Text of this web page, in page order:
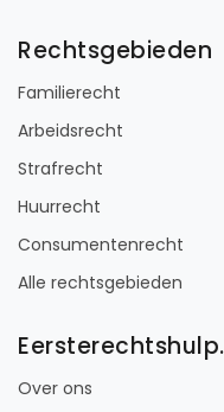
Rechtsgebieden
Familierecht
Arbeidsrecht
Strafrecht
Huurrecht
Consumentenrecht
Alle rechtsgebieden
Over ons